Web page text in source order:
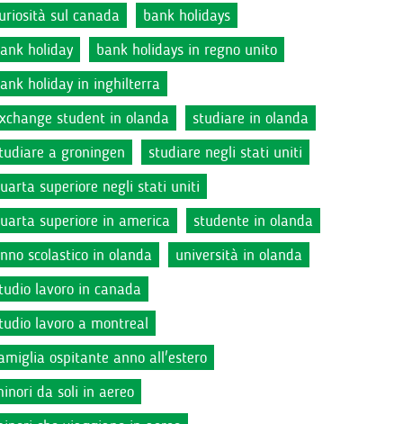
sul canada
bank holidays
holiday
bank holidays in regno unito
holiday in inghilterra
student in olanda
studiare in olanda
a groningen
studiare negli stati uniti
superiore negli stati uniti
superiore in america
studente in olanda
scolastico in olanda
università in olanda
lavoro in canada
lavoro a montreal
ospitante anno all'estero
da soli in aereo